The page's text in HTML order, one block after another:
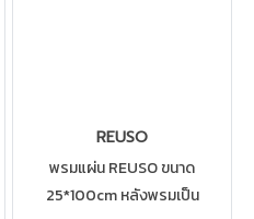
REUSO
พรมแผ่น REUSO ขนาด
25*100cm หลังพรมเป็น